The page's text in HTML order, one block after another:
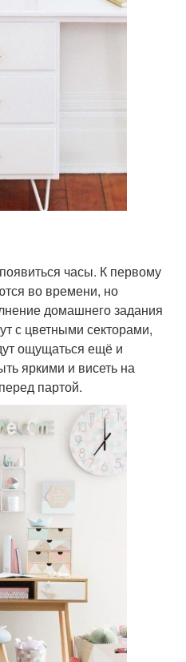
часы. К первому
во времени, но
домашнего задания
с цветными секторами,
ощущаться ещё и
яркими и висеть на
партой.